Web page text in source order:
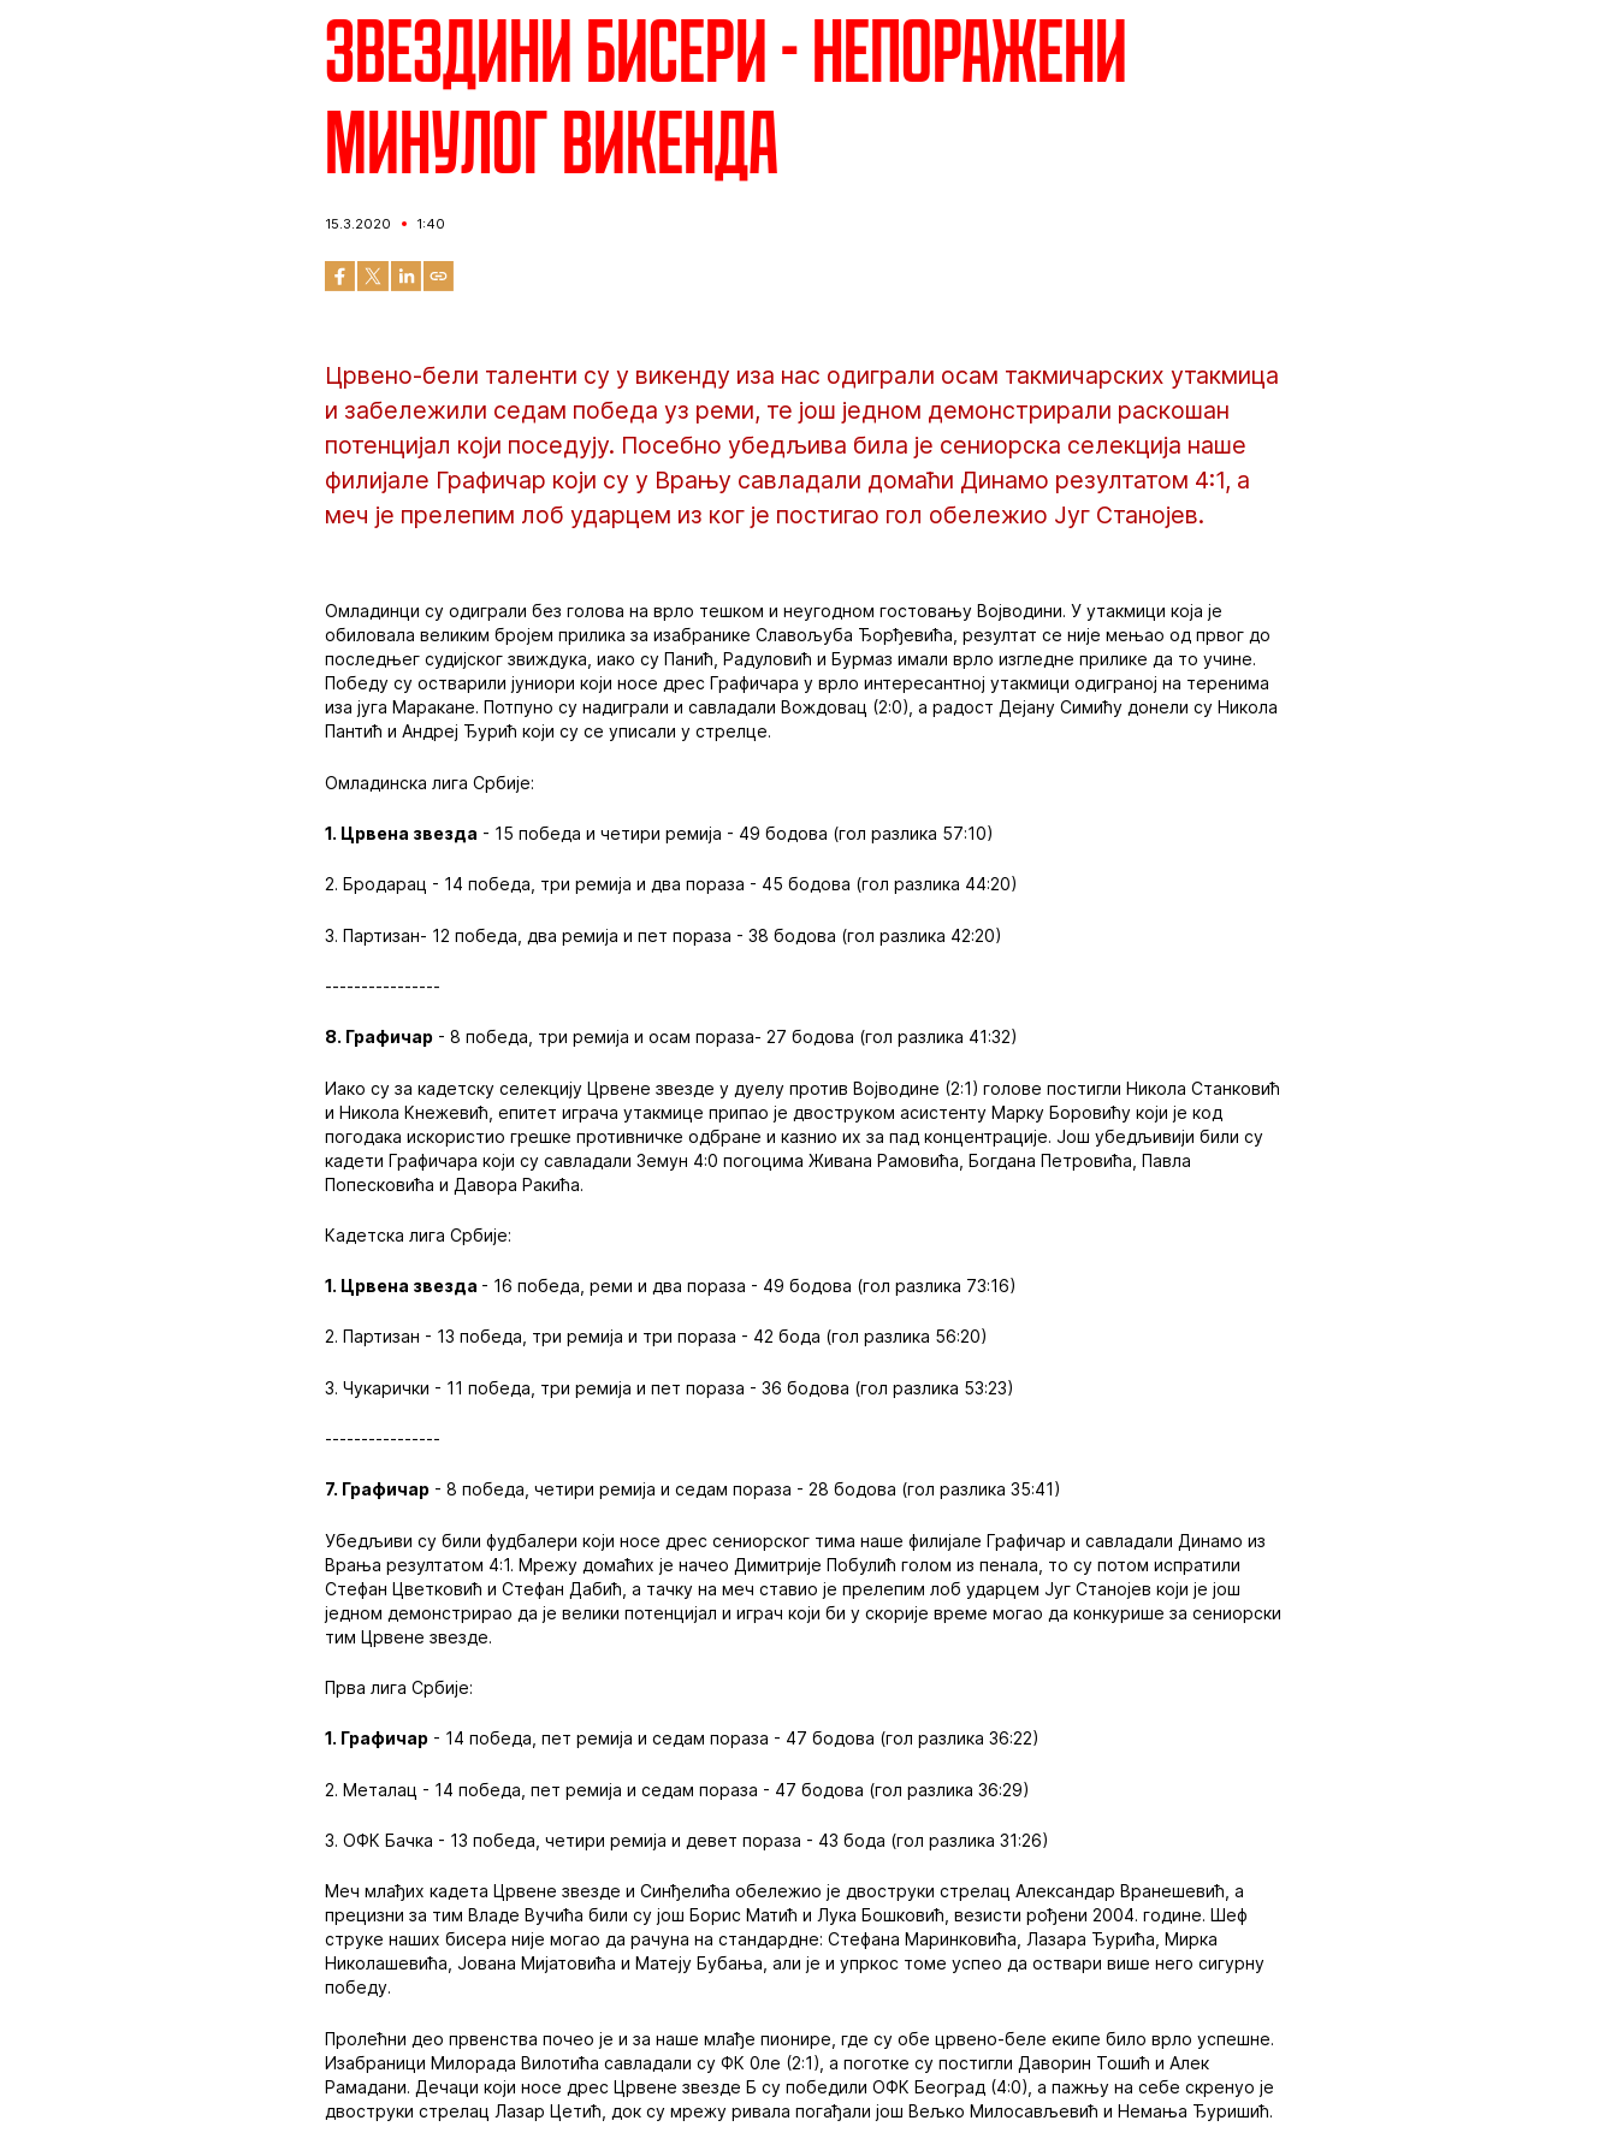
Звездини бисери - Непоражени
минулог викенда
15.3.2020 1:40
Црвено-бели таленти су у викенду иза нас одиграли осам такмичарских утакмица
и забележили седам победа уз реми, те још једном демонстрирали раскошан
потенцијал који поседују. Посебно убедљива била је сениорска селекција наше
филијале Графичар који су у Врању савладали домаћи Динамо резултатом 4:1, а
меч је прелепим лоб ударцем из ког је постигао гол обележио Југ Станојев.
Омладинци су одиграли без голова на врло тешком и неугодном гостовању Војводини. У утакмици која је
обиловала великим бројем прилика за изабранике Славољуба Ђорђевића, резултат се није мењао од првог до
последњег судијског звиждука, иако су Панић, Радуловић и Бурмаз имали врло изгледне прилике да то учине.
Победу су остварили јуниори који носе дрес Графичара у врло интересантној утакмици одиграној на теренима
иза југа Маракане. Потпуно су надиграли и савладали Вождовац (2:0), а радост Дејану Симићу донели су Никола
Пантић и Андреј Ђурић који су се уписали у стрелце.
Омладинска лига Србије:
1. Црвена звезда - 15 победа и четири ремија - 49 бодова (гол разлика 57:10)
2. Бродарац - 14 победа, три ремија и два пораза - 45 бодова (гол разлика 44:20)
3. Партизан- 12 победа, два ремија и пет пораза - 38 бодова (гол разлика 42:20)
----------------
8. Графичар - 8 победа, три ремија и осам пораза- 27 бодова (гол разлика 41:32)
Иако су за кадетску селекцију Црвене звезде у дуелу против Војводине (2:1) голове постигли Никола Станковић
и Никола Кнежевић, епитет играча утакмице припао је двоструком асистенту Марку Боровићу који је код
погодака искористио грешке противничке одбране и казнио их за пад концентрације. Још убедљивији били су
кадети Графичара који су савладали Земун 4:0 погоцима Живана Рамовића, Богдана Петровића, Павла
Попесковића и Давора Ракића.
Кадетска лига Србије:
1. Црвена звезда - 16 победа, реми и два пораза - 49 бодова (гол разлика 73:16)
2. Партизан - 13 победа, три ремија и три пораза - 42 бода (гол разлика 56:20)
3. Чукарички - 11 победа, три ремија и пет пораза - 36 бодова (гол разлика 53:23)
----------------
7. Графичар - 8 победа, четири ремија и седам пораза - 28 бодова (гол разлика 35:41)
Убедљиви су били фудбалери који носе дрес сениорског тима наше филијале Графичар и савладали Динамо из
Врања резултатом 4:1. Мрежу домаћих је начео Димитрије Побулић голом из пенала, то су потом испратили
Стефан Цветковић и Стефан Дабић, а тачку на меч ставио је прелепим лоб ударцем Југ Станојев који је још
једном демонстрирао да је велики потенцијал и играч који би у скорије време могао да конкурише за сениорски
тим Црвене звезде.
Прва лига Србије:
1. Графичар - 14 победа, пет ремија и седам пораза - 47 бодова (гол разлика 36:22)
2. Металац - 14 победа, пет ремија и седам пораза - 47 бодова (гол разлика 36:29)
3. ОФК Бачка - 13 победа, четири ремија и девет пораза - 43 бода (гол разлика 31:26)
Меч млађих кадета Црвене звезде и Синђелића обележио је двоструки стрелац Александар Вранешевић, а
прецизни за тим Владе Вучића били су још Борис Матић и Лука Бошковић, везисти рођени 2004. године. Шеф
струке наших бисера није могао да рачуна на стандардне: Стефана Маринковића, Лазара Ђурића, Мирка
Николашевића, Јована Мијатовића и Матеју Бубања, али је и упркос томе успео да оствари више него сигурну
победу.
Пролећни део првенства почео је и за наше млађе пионире, где су обе црвено-беле екипе било врло успешне.
Изабраници Милорада Вилотића савладали су ФК 0ле (2:1), а поготке су постигли Даворин Тошић и Алек
Рамадани. Дечаци који носе дрес Црвене звезде Б су победили ОФК Београд (4:0), а пажњу на себе скренуо је
двоструки стрелац Лазар Цетић, док су мрежу ривала погађали још Вељко Милосављевић и Немања Ђуришић.